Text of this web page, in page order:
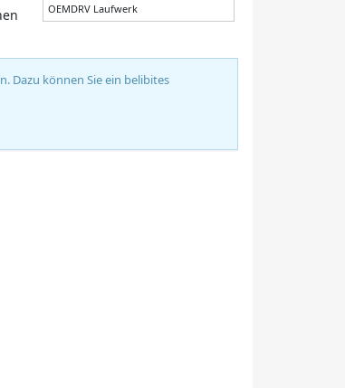
OEMDRV Laufwerk
Dazu können Sie ein belibites